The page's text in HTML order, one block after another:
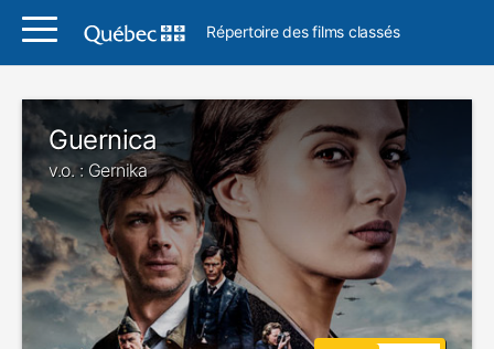
Répertoire des films classés
Guernica
v.o. : Gernika